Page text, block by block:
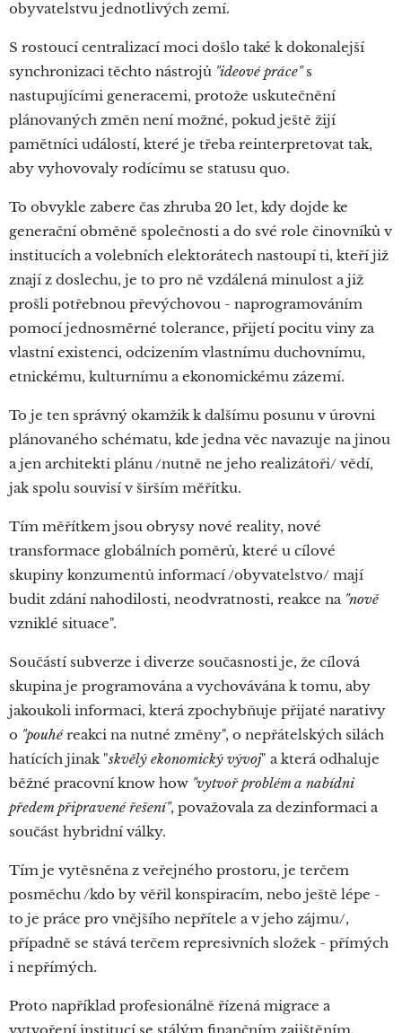
obyvatelstvu jednotlivých zemí.
S rostoucí centralizací moci došlo také k dokonalejší
synchronizaci těchto nástrojů "ideové práce"s
nastupujícími generacemi, protože uskutečnění
plánovaných změn není možné, pokud ještě žijí
pamětníci událostí, které je třeba reinterpretovat tak,
aby vyhovovaly rodícímu se statusu quo.
To obvykle zabere čas zhruba 20 let, kdy dojde ke
generační obměně společnosti a do své role činovníků v
institucích a volebních elektorátech nastoupí ti, kteří již
znají z doslechu, je to pro ně vzdálená minulost a již
prošli potřebnou převýchovou - naprogramováním
pomocí jednosměrné tolerance, přijetí pocitu viny za
vlastní existenci, odcizením vlastnímu duchovnímu,
etnickému, kulturnímu a ekonomickému zázemí.
To je ten správný okamžik k dalšímu posunu v úrovni
plánovaného schématu, kde jedna věc navazuje na jinou
a jen architekti plánu /nutně ne jeho realizátoři/ vědí,
jak spolu souvisí v širším měřítku.
Tím měřítkem jsou obrysy nové reality, nové
transformace globálních poměrů, které u cílové
skupiny konzumentů informací /obyvatelstvo/ mají
budit zdání nahodilosti, neodvratnosti, reakce na "nově
vzniklé situace".
Součástí subverze i diverze současnosti je, že cílová
skupina je programována a vychovávána k tomu, aby
jakoukoli informaci, která zpochybňuje přijaté narativy
o "pouhéreakci na nutné změny", o nepřátelských silách
hatících jinak "skvělý ekonomický vývoj" a která odhaluje
běžné pracovní know how "vytvoř problém a nabídni
předem připravené řešení", považovala za dezinformaci a
součást hybridní války.
Tím je vytěsněna z veřejného prostoru, je terčem
posměchu /kdo by věřil konspiracím, nebo ještě lépe -
to je práce pro vnějšího nepřítele a v jeho zájmu/,
případně se stává terčem represivních složek - přímých
i nepřímých.
Proto například profesionálně řízená migrace a